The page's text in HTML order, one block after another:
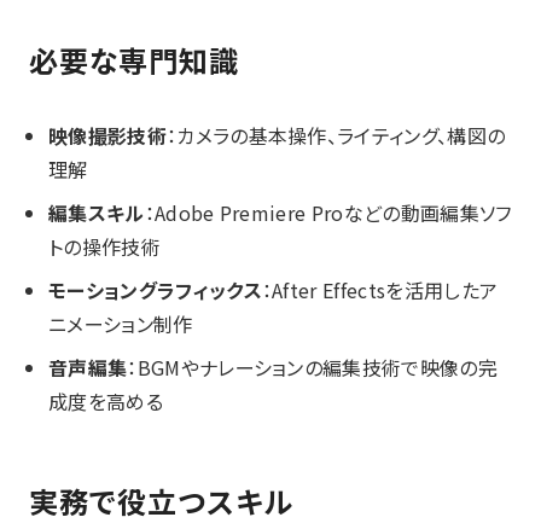
必要な専門知識
映像撮影技術：カメラの基本操作、ライティング、構図の
理解
編集スキル：Adobe Premiere Proなどの動画編集ソフ
トの操作技術
モーショングラフィックス：After Effectsを活用したア
ニメーション制作
音声編集：BGMやナレーションの編集技術で映像の完
成度を高める
実務で役立つスキル